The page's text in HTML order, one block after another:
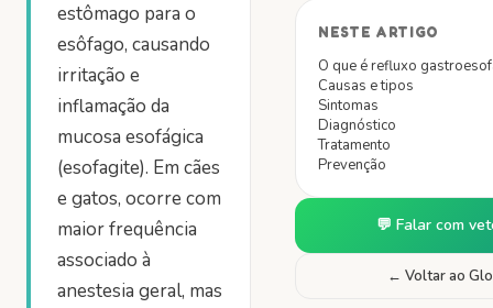
estômago para o
esôfago, causando
irritação e
inflamação da
mucosa esofágica
(esofagite). Em cães
e gatos, ocorre com
maior frequência
associado à
anestesia geral, mas
NESTE ARTIGO
O que é refluxo
Causas e tipos
Sintomas
Diagnóstico
Tratamento
Prevenção
💬 Falar com
← Voltar ao